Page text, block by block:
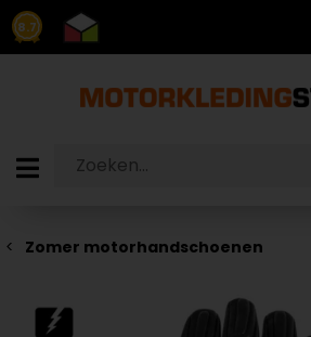
8.7
Zomer motorhandschoenen